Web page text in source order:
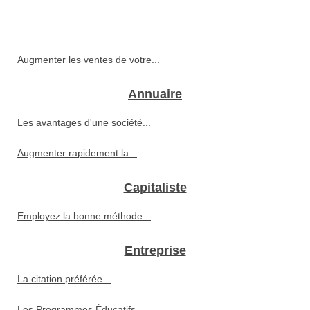
Augmenter les ventes de votre...
Annuaire
Les avantages d'une société...
Augmenter rapidement la...
Capitaliste
Employez la bonne méthode...
Entreprise
La citation préférée...